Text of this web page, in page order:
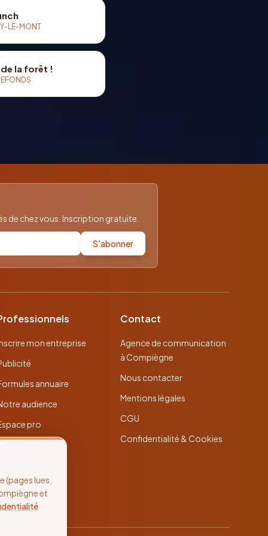
LE-MONT
la forêt !
de chez vous. Inscription gratuite.
S'abonner
mon entreprise
annuaire
audience
pro
Contact
Agence de communication
à Compiègne
Nous contacter
Mentions légales
CGU
Confidentialité & Cookies
lues,
et